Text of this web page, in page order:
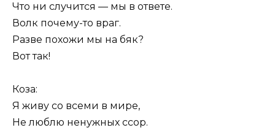
Что ни случится — мы в ответе.
Волк почему-то враг.
Разве похожи мы на бяк?
Вот так!
Коза:
Я живу со всеми в мире,
Не люблю ненужных ссор.